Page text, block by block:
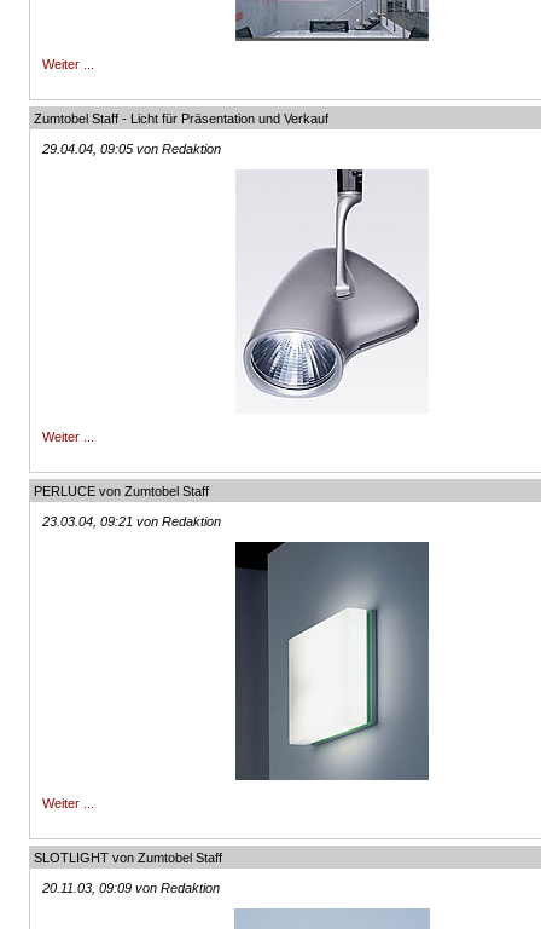
Weiter ...
Zumtobel Staff - Licht für Präsentation und Verkauf
29.04.04, 09:05 von Redaktion
Weiter ...
PERLUCE von Zumtobel Staff
23.03.04, 09:21 von Redaktion
Weiter ...
SLOTLIGHT von Zumtobel Staff
20.11.03, 09:09 von Redaktion